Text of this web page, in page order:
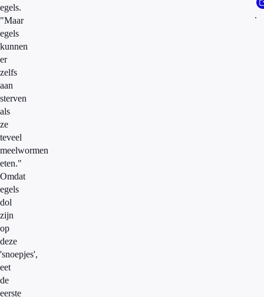
egels.
"Maar
egels
kunnen
er
zelfs
aan
sterven
als
ze
teveel
meelwormen
eten."
Omdat
egels
dol
zijn
op
deze
'snoepjes',
eet
de
eerste
.